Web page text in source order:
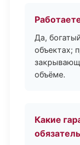
Да,
объектах;
объёме.
Какие